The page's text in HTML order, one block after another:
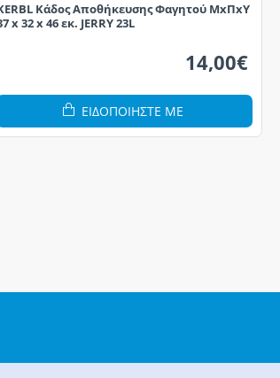
Κάδος Αποθήκευσης Φαγητού ΜxΠxΥ
x 32 x 46 εκ. JERRY 23L
14,00€
ΕΙΔΟΠΟΙΗΣΤΕ ΜΕ